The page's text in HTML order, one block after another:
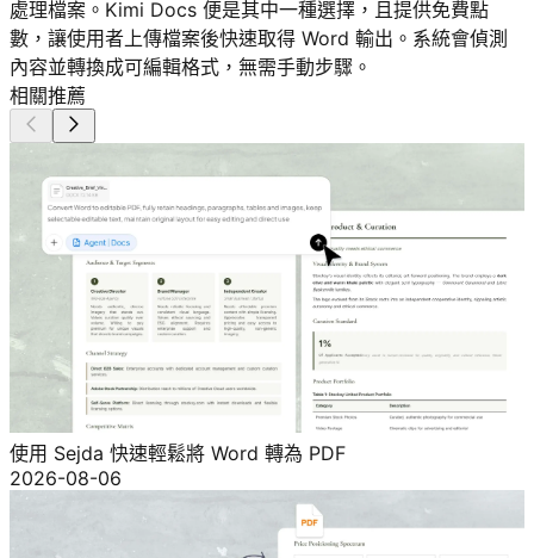
處理檔案。Kimi Docs 便是其中一種選擇，且提供免費點
數，讓使用者上傳檔案後快速取得 Word 輸出。系統會偵測
內容並轉換成可編輯格式，無需手動步驟。
相關推薦
使用 Sejda 快速輕鬆將 Word 轉為 PDF
2026-08-06